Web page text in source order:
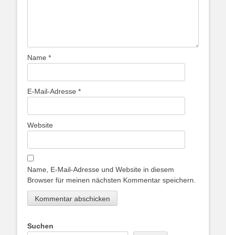
Name *
E-Mail-Adresse *
Website
Name, E-Mail-Adresse und Website in diesem
Browser für meinen nächsten Kommentar speichern.
Suchen